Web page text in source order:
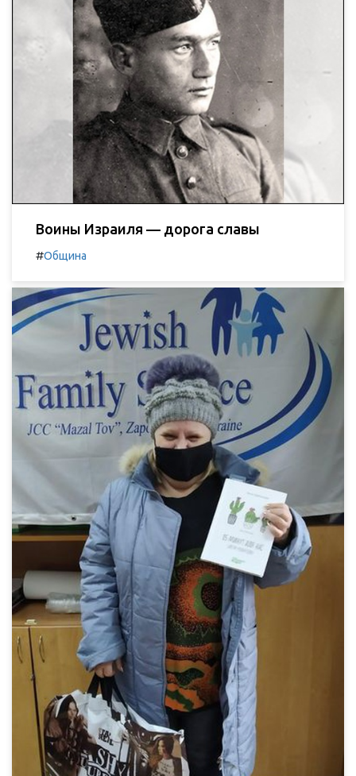
Воины Израиля — дорога славы
#Община